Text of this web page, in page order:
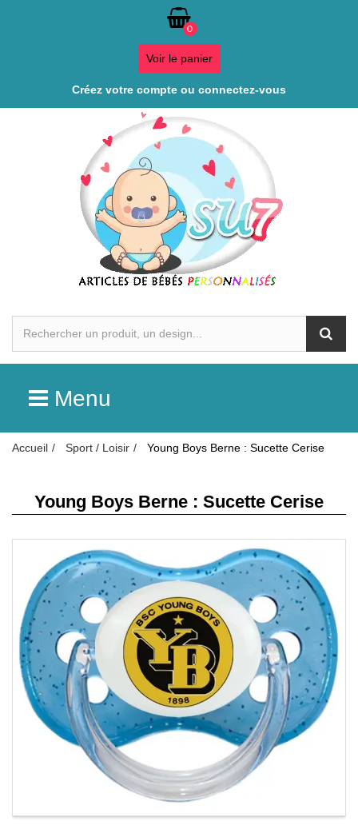
0
Voir le panier
Créez votre compte ou connectez-vous
Menu
Accueil Sport / Loisir Young Boys Berne : Sucette Cerise
Young Boys Berne : Sucette Cerise